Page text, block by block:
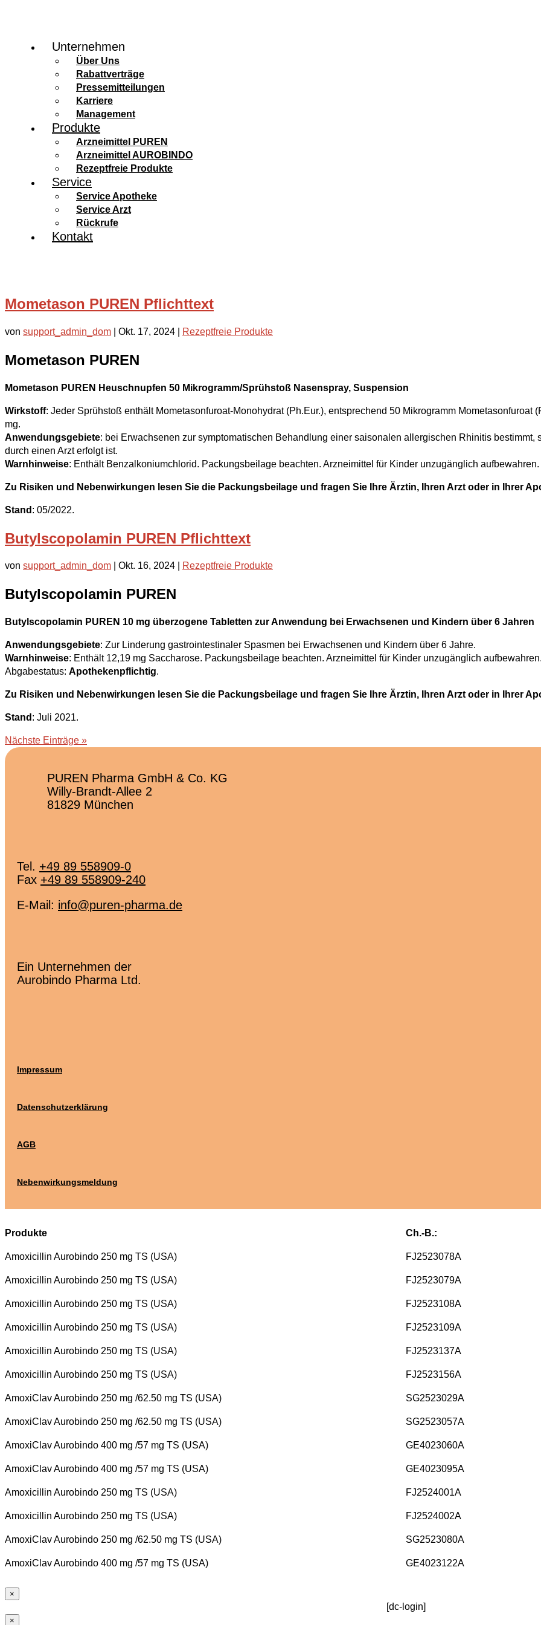
Unternehmen
Über Uns
Rabattverträge
Pressemitteilungen
Karriere
Management
Produkte
Arzneimittel PUREN
Arzneimittel AUROBINDO
Rezeptfreie Produkte
Service
Service Apotheke
Service Arzt
Rückrufe
Kontakt
Mometason PUREN Pflichttext
von support_admin_dom Okt. 17, 2024 Rezeptfreie Produkte
Mometason PUREN
Mometason PUREN Heuschnupfen 50 Mikrogramm/Sprühstoß Nasenspray, Suspension
Wirkstoff: Jeder Sprühstoß enthält Mometasonfuroat-Monohydrat (Ph.Eur.), entsprechend 50 Mikrogramm
mg.
Anwendungsgebiete: bei Erwachsenen zur symptomatischen Behandlung einer saisonalen allergischen Rhinitis
durch einen Arzt erfolgt ist.
Warnhinweise: Enthält Benzalkoniumchlorid. Packungsbeilage beachten. Arzneimittel für Kinder unzugänglich aufbewahren.
Zu Risiken und Nebenwirkungen lesen Sie die Packungsbeilage und fragen Sie Ihre Ärztin, Ihren Arzt oder in Ihrer
Stand : 05/2022.
Butylscopolamin PUREN Pflichttext
von support_admin_dom Okt. 16, 2024 Rezeptfreie Produkte
Butylscopolamin PUREN
Butylscopolamin PUREN 10 mg überzogene Tabletten zur Anwendung bei Erwachsenen und Kindern über 6 Jahren
Anwendungsgebiete: Zur Linderung gastrointestinaler Spasmen bei Erwachsenen und Kindern über 6 Jahre.
Warnhinweise: Enthält 12,19 mg Saccharose. Packungsbeilage beachten. Arzneimittel für Kinder unzugänglich aufbewahren.
Abgabestatus: Apothekenpflichtig.
Zu Risiken und Nebenwirkungen lesen Sie die Packungsbeilage und fragen Sie Ihre Ärztin, Ihren Arzt oder in Ihrer
Stand : Juli 2021.
Nächste Einträge »
PUREN Pharma GmbH & Co. KG
Willy-Brandt-Allee 2
81829 München
Tel. +49 89 558909-0
Fax +49 89 558909-240
E-Mail: info@puren-pharma.de
Ein Unternehmen der
Aurobindo Pharma Ltd.
Impressum
Datenschutzerklärung
AGB
Nebenwirkungsmeldung
Produkte
Amoxicillin Aurobindo 250 mg TS (USA)
Amoxicillin Aurobindo 250 mg TS (USA)
Amoxicillin Aurobindo 250 mg TS (USA)
Amoxicillin Aurobindo 250 mg TS (USA)
Amoxicillin Aurobindo 250 mg TS (USA)
Amoxicillin Aurobindo 250 mg TS (USA)
AmoxiClav Aurobindo 250 mg /62.50 mg TS (USA)
AmoxiClav Aurobindo 250 mg /62.50 mg TS (USA)
AmoxiClav Aurobindo 400 mg /57 mg TS (USA)
AmoxiClav Aurobindo 400 mg /57 mg TS (USA)
Amoxicillin Aurobindo 250 mg TS (USA)
Amoxicillin Aurobindo 250 mg TS (USA)
AmoxiClav Aurobindo 250 mg /62.50 mg TS (USA)
AmoxiClav Aurobindo 400 mg /57 mg TS (USA)
Ch.-B.:
FJ2523078A
FJ2523079A
FJ2523108A
FJ2523109A
FJ2523137A
FJ2523156A
SG2523029A
SG2523057A
GE4023060A
GE4023095A
FJ2524001A
FJ2524002A
SG2523080A
GE4023122A
×
[dc-login]
×